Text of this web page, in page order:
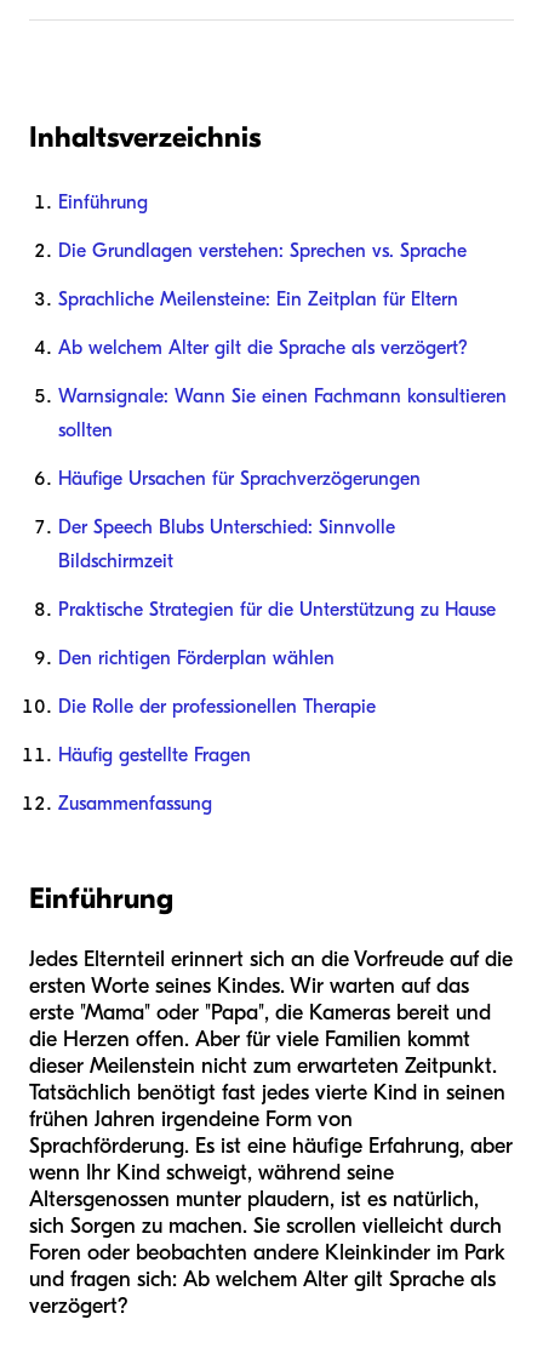
Inhaltsverzeichnis
Einführung
Die Grundlagen verstehen: Sprechen vs. Sprache
Sprachliche Meilensteine: Ein Zeitplan für Eltern
Ab welchem Alter gilt die Sprache als verzögert?
Warnsignale: Wann Sie einen Fachmann konsultieren
sollten
Häufige Ursachen für Sprachverzögerungen
Der Speech Blubs Unterschied: Sinnvolle
Bildschirmzeit
Praktische Strategien für die Unterstützung zu Hause
Den richtigen Förderplan wählen
Die Rolle der professionellen Therapie
Häufig gestellte Fragen
Zusammenfassung
Einführung
Jedes Elternteil erinnert sich an die Vorfreude auf die
ersten Worte seines Kindes. Wir warten auf das
erste "Mama" oder "Papa", die Kameras bereit und
die Herzen offen. Aber für viele Familien kommt
dieser Meilenstein nicht zum erwarteten Zeitpunkt.
Tatsächlich benötigt fast jedes vierte Kind in seinen
frühen Jahren irgendeine Form von
Sprachförderung. Es ist eine häufige Erfahrung, aber
wenn Ihr Kind schweigt, während seine
Altersgenossen munter plaudern, ist es natürlich,
sich Sorgen zu machen. Sie scrollen vielleicht durch
Foren oder beobachten andere Kleinkinder im Park
und fragen sich: Ab welchem Alter gilt Sprache als
verzögert?